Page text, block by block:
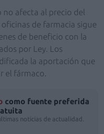
afecta al precio del
de farmacia sigue
de beneficio con la
por Ley. Los
la aportación que
el fármaco.
como fuente preferida
noticias de actualidad.